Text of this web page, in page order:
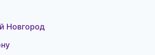
Новгород